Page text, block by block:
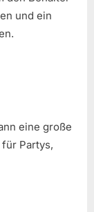
und ein
eine große
Partys,